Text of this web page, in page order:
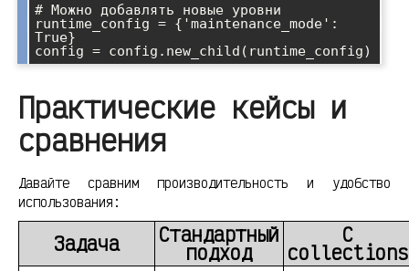
# Можно добавлять новые уровни
runtime_config = {'maintenance_mode':
True}
Практические кейсы и
сравнения
Давайте сравним производительность и удобство
использования:
Задача Стандартный
подход
С
collections